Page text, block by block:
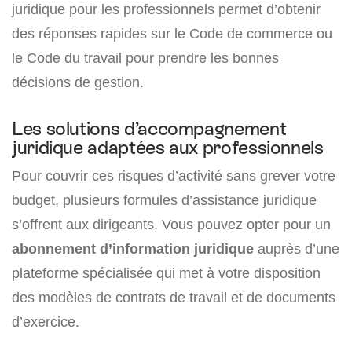
juridique pour les professionnels permet d’obtenir
des réponses rapides sur le Code de commerce ou
le Code du travail pour prendre les bonnes
décisions de gestion.
Les solutions d’accompagnement
juridique adaptées aux professionnels
Pour couvrir ces risques d’activité sans grever votre
budget, plusieurs formules d’assistance juridique
s’offrent aux dirigeants. Vous pouvez opter pour un
abonnement d’information juridique auprès d’une
plateforme spécialisée qui met à votre disposition
des modèles de contrats de travail et de documents
d’exercice.